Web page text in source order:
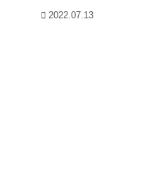
2022.07.13